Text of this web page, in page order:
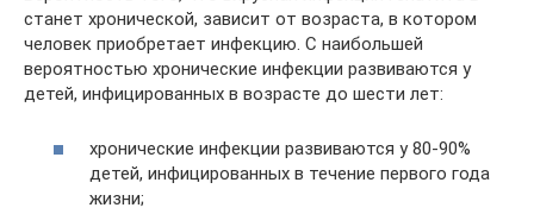
станет хронической, зависит от возраста, в котором
человек приобретает инфекцию. С наибольшей
вероятностью хронические инфекции развиваются у
детей, инфицированных в возрасте до шести лет:
хронические инфекции развиваются у 80-90%
детей, инфицированных в течение первого года
жизни;